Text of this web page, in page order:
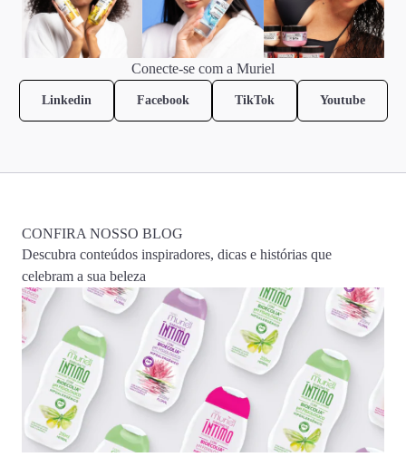
Conecte-se com a Muriel
Linkedin Facebook TikTok Youtube
CONFIRA NOSSO BLOG
Descubra conteúdos inspiradores, dicas e histórias que
celebram a sua beleza